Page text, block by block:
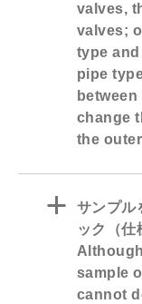
valves,
valves;
type
pipe
change
the
a
サンプル
ック（仕
sample
cannot